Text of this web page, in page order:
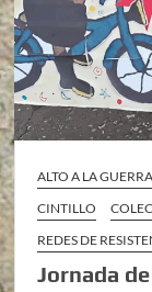
ALTO A LA
CINTILLO
REDES DE
Jornada